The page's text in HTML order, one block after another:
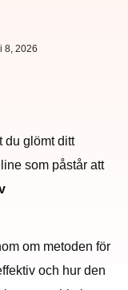
8, 2026
du glömt ditt
som påstår att
om metoden för
och hur den